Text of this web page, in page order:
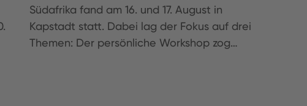
Südafrika fand am 16. und 17. August in
Kapstadt statt. Dabei lag der Fokus auf drei
Themen: Der persönliche Workshop zog…